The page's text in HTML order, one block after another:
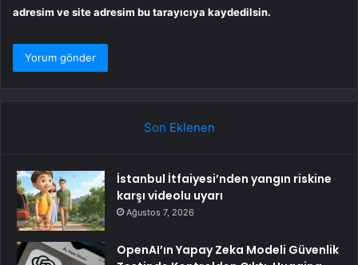
adresim ve site adresim bu tarayıcıya kaydedilsin.
Son Eklenen
İstanbul İtfaiyesi’nden yangın riskine
karşı videolu uyarı
Ağustos 7, 2026
OpenAI’ın Yapay Zeka Modeli Güvenlik